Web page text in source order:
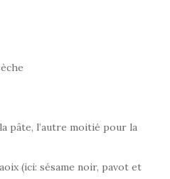
pâte, l’autre moitié pour la
(ici: sésame noir, pavot et